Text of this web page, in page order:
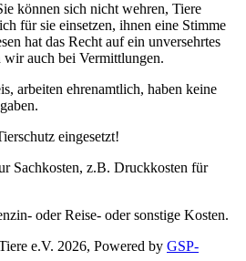
können sich nicht wehren, Tiere
für sie einsetzen, ihnen eine Stimme
hat das Recht auf ein unversehrtes
auch bei Vermittlungen.
arbeiten ehrenamtlich, haben keine
eingesetzt!
Sachkosten, z.B. Druckkosten für
oder Reise- oder sonstige Kosten.
e.V. 2026, Powered by GSP-